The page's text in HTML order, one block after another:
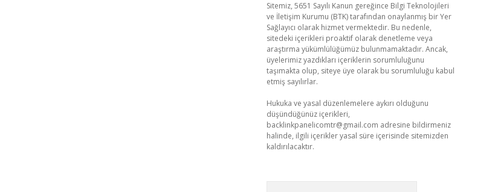
Sitemiz, 5651 Sayılı Kanun gereğince Bilgi Teknolojileri
ve İletişim Kurumu (BTK) tarafından onaylanmış bir Yer
Sağlayıcı olarak hizmet vermektedir. Bu nedenle,
sitedeki içerikleri proaktif olarak denetleme veya
araştırma yükümlülüğümüz bulunmamaktadır. Ancak,
üyelerimiz yazdıkları içeriklerin sorumluluğunu
taşımakta olup, siteye üye olarak bu sorumluluğu kabul
etmiş sayılırlar.
Hukuka ve yasal düzenlemelere aykırı olduğunu
düşündüğünüz içerikleri,
backlinkpanelicomtr@gmail.com adresine bildirmeniz
halinde, ilgili içerikler yasal süre içerisinde sitemizden
kaldırılacaktır.